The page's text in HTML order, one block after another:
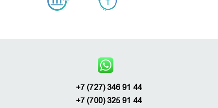
+7 (727) 346 91 44
+7 (700) 325 91 44